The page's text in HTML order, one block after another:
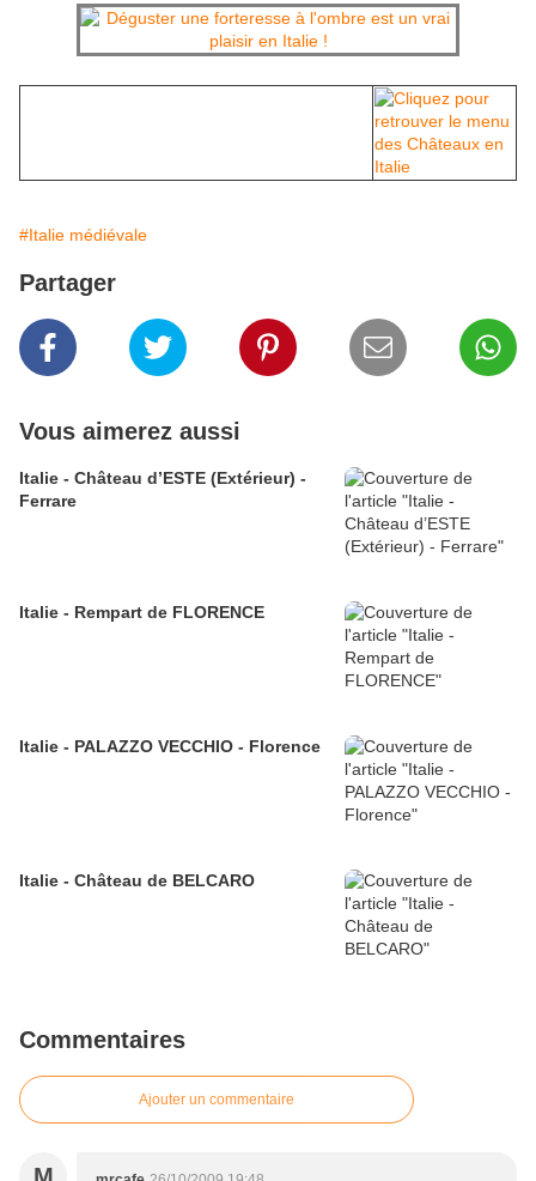
#Italie médiévale
Partager
Vous aimerez aussi
Italie - Château d’ESTE (Extérieur) -
Ferrare
Italie - Rempart de FLORENCE
Italie - PALAZZO VECCHIO - Florence
Italie - Château de BELCARO
Commentaires
Ajouter un commentaire